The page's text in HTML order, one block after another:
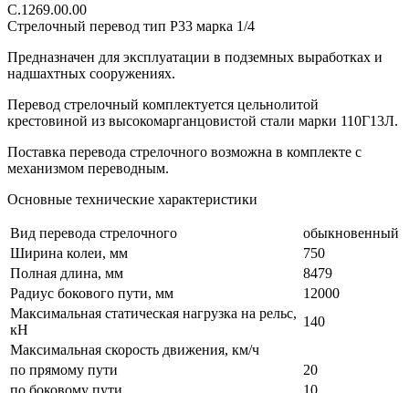
С.1269.00.00
Стрелочный перевод тип Р33 марка 1/4
Предназначен для эксплуатации в подземных выработках и
надшахтных сооружениях.
Перевод стрелочный комплектуется цельнолитой
крестовиной из высокомарганцовистой стали марки 110Г13Л.
Поставка перевода стрелочного возможна в комплекте с
механизмом переводным.
Основные технические характеристики
Вид перевода стрелочного
обыкновенный
Ширина колеи, мм
750
Полная длина, мм
8479
Радиус бокового пути, мм
12000
Максимальная статическая нагрузка на рельс,
кН
140
Максимальная скорость движения, км/ч
по прямому пути
20
по боковому пути
10